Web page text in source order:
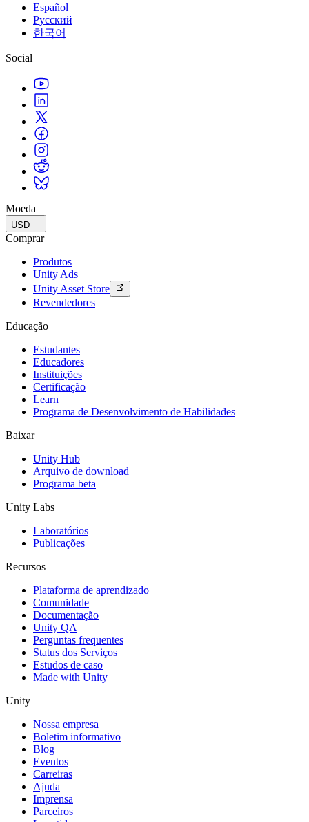
Español
Русский
한국어
Social
Moeda
USD
Comprar
Produtos
Unity Ads
Unity Asset Store
Revendedores
Educação
Estudantes
Educadores
Instituições
Certificação
Learn
Programa de Desenvolvimento de Habilidades
Baixar
Unity Hub
Arquivo de download
Programa beta
Unity Labs
Laboratórios
Publicações
Recursos
Plataforma de aprendizado
Comunidade
Documentação
Unity QA
Perguntas frequentes
Status dos Serviços
Estudos de caso
Made with Unity
Unity
Nossa empresa
Boletim informativo
Blog
Eventos
Carreiras
Ajuda
Imprensa
Parceiros